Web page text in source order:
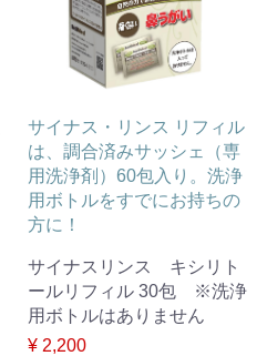
サイナス・リンス リフィル
は、調合済みサッシェ（専
用洗浄剤）60包入り。洗浄
用ボトルをすでにお持ちの
方に！
サイナスリンス キシリト
ールリフィル 30包 ※洗浄
用ボトルはありません
¥ 2,200